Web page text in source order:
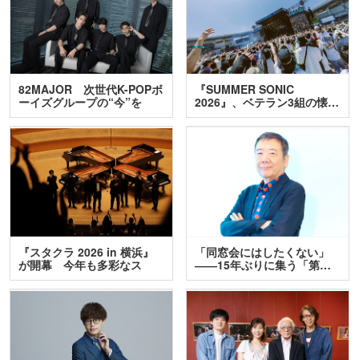
82MAJOR 次世代K-POPボ
ーイズグループの“今”を
訊…
『SUMMER SONIC
2026』、ベテラン3組の懐…
『スタクラ 2026 in 横浜』
が開幕 今年も多彩なス
テ…
「同窓会にはしたくない」
――15年ぶりに集う「第…